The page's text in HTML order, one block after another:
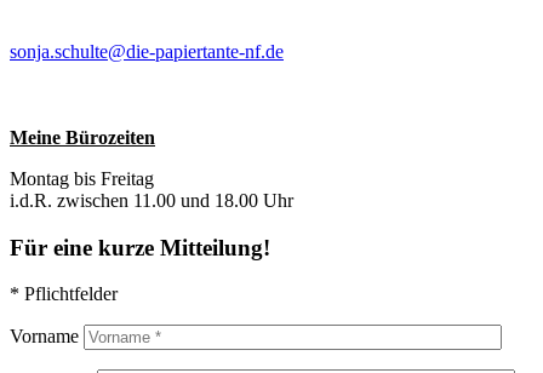
sonja.schulte@die-papiertante-nf.de
Meine Bürozeiten
Montag bis Freitag
i.d.R. zwischen 11.00 und 18.00 Uhr
Für eine kurze Mitteilung!
* Pflichtfelder
Vorname